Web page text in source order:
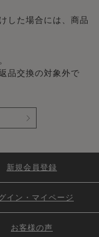
した場合には、商品
品交換の対象外で
新規会員登録
イン・マイページ
お客様の声